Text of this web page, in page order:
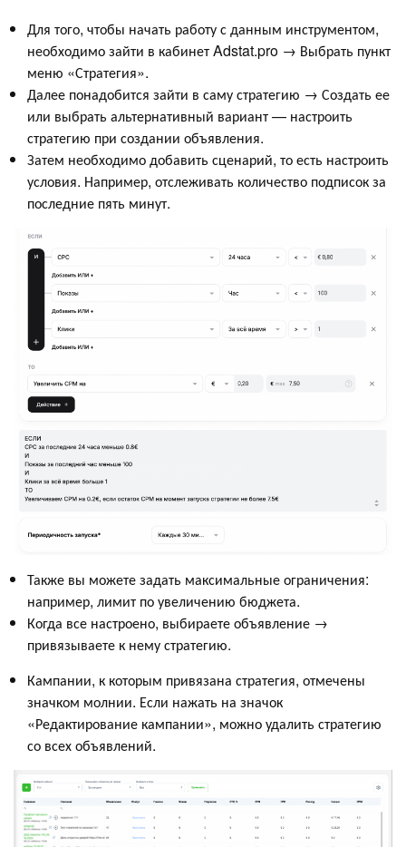
Для того, чтобы начать работу с данным инструментом,
необходимо зайти в кабинет Adstat.pro → Выбрать пункт
меню «Стратегия».
Далее понадобится зайти в саму стратегию → Создать ее
или выбрать альтернативный вариант — настроить
стратегию при создании объявления.
Затем необходимо добавить сценарий, то есть настроить
условия. Например, отслеживать количество подписок за
последние пять минут.
Также вы можете задать максимальные ограничения:
например, лимит по увеличению бюджета.
Когда все настроено, выбираете объявление →
привязываете к нему стратегию.
Кампании, к которым привязана стратегия, отмечены
значком молнии. Если нажать на значок
«Редактирование кампании», можно удалить стратегию
со всех объявлений.